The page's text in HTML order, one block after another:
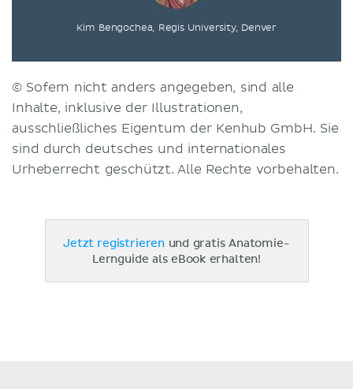
Kim Bengochea, Regis University, Denver
© Sofern nicht anders angegeben, sind alle
Inhalte, inklusive der Illustrationen,
ausschließliches Eigentum der Kenhub GmbH. Sie
sind durch deutsches und internationales
Urheberrecht geschützt. Alle Rechte vorbehalten.
Jetzt registrieren und gratis Anatomie-
Lernguide als eBook erhalten!